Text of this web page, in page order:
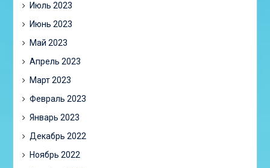
Июль 2023
Июнь 2023
Май 2023
Апрель 2023
Март 2023
Февраль 2023
Январь 2023
Декабрь 2022
Ноябрь 2022